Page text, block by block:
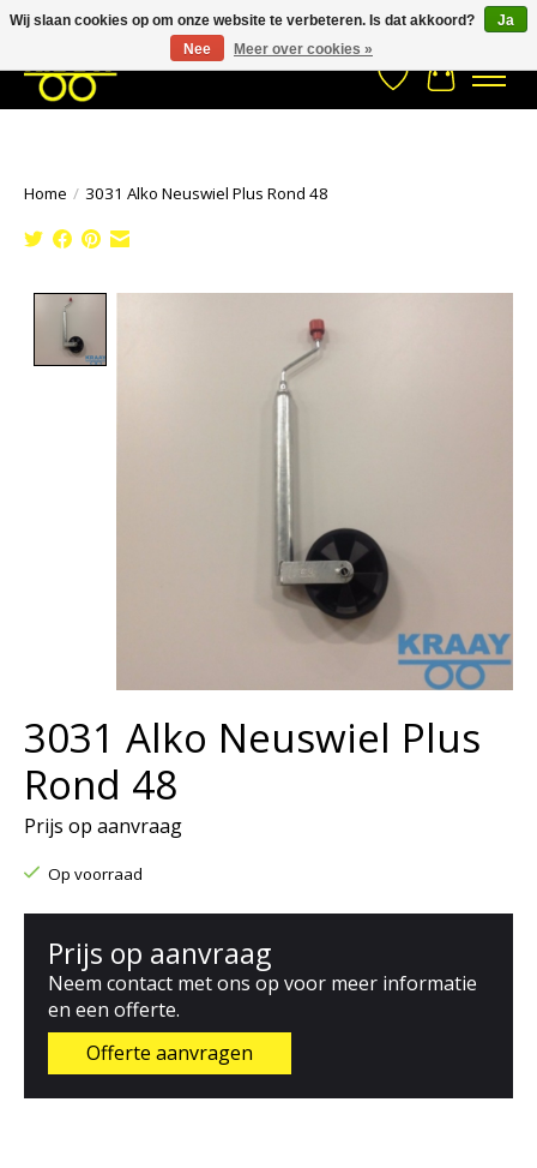
033- 2470 538 info@kraaybv.com Stuur een Whatsapp bericht
Verlanglijst
Home / 3031 Alko Neuswiel Plus Rond 48
3031 Alko Neuswiel Plus
Rond 48
Prijs op aanvraag
Op voorraad
Prijs op aanvraag
Neem contact met ons op voor meer informatie
en een offerte.
Offerte aanvragen
Wij slaan cookies op om onze website te verbeteren. Is dat akkoord?
Ja
Nee
Meer over cookies »